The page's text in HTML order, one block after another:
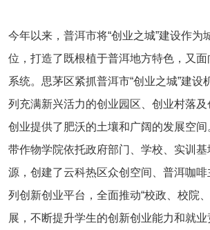
今年以来，普洱市将“创业之城”建设作为
位，打造了既根植于普洱地方特色，又
系统。思茅区紧抓普洱市“创业之城”建设
列充满新兴活力的创业园区、创业村落
创业提供了肥沃的土壤和广阔的发展空
带作物学院依托政府部门、学校、实训
源，创建了云科热区众创空间、普洱咖
列创新创业平台，全面推动“校政、校院
展，不断提升学生的创新创业能力和就